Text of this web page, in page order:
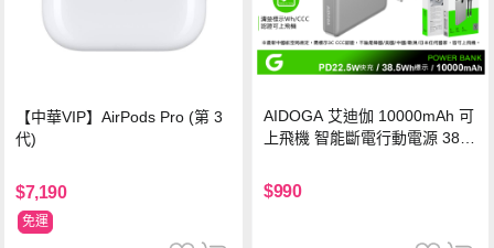
【中華VIP】AirPods Pro (第 3
代)
$7,190
免運
AIDOGA 艾迪伽 10000mAh 可
上飛機 智能斷電行動電源 38.5
灣BSMI/中國CCC/歐美CE/FCC
認證
$990